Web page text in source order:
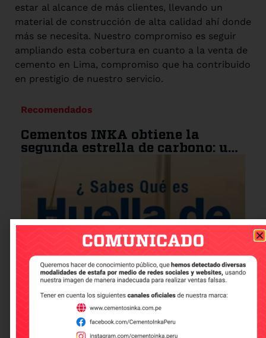
estar al alcance de más clientes, llevando un
material de construcción de alta calidad ahí donde
más se necesita. Nuestro compromiso es seguir
ampliando esta cobertura en cuanto a la venta de
cemento en Lima, compromiso que ha contribuido
en prestigio de nuestro servicio.
Recomendados
Cementos INKA obtiene la
segunda estrella de carbono: un
Que es la huella de carbono